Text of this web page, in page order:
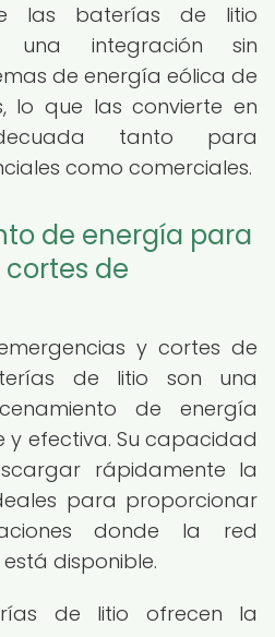
las baterías de litio
una integración sin
de energía eólica de
lo que las convierte en
tanto para
como comerciales.
de energía para
de
y cortes de
de litio son una
de energía
efectiva. Su capacidad
rápidamente la
para proporcionar
donde la red
disponible.
de litio ofrecen la